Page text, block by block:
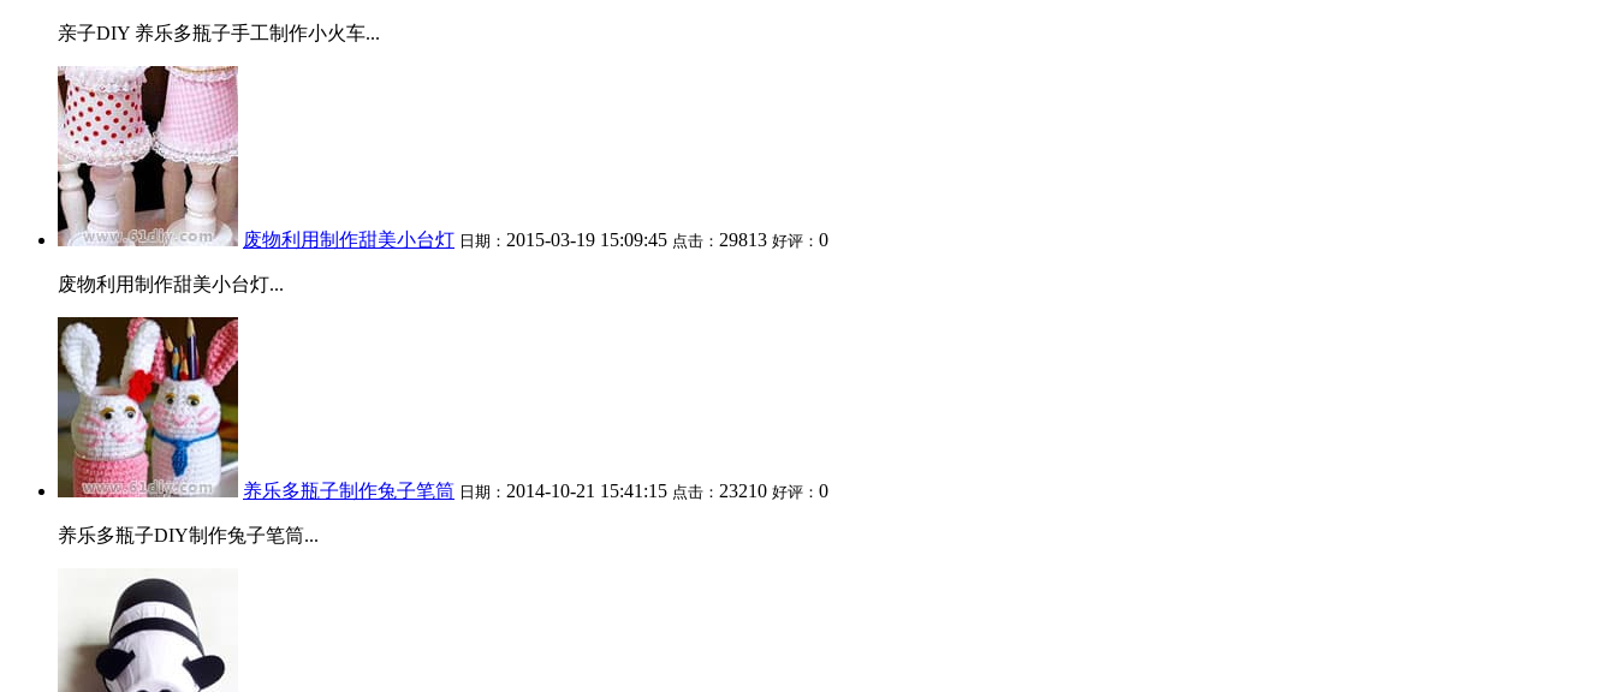
亲子DIY 养乐多瓶子手工制作小火车...
废物利用制作甜美小台灯 日期： 2015-03-19 15:09:45 点击： 29813 好评： 0
废物利用制作甜美小台灯...
养乐多瓶子制作兔子笔筒 日期： 2014-10-21 15:41:15 点击： 23210 好评： 0
养乐多瓶子DIY制作兔子笔筒...